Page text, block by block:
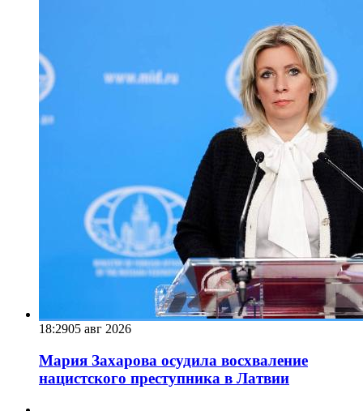
18:2905 авг 2026
Мария Захарова осудила восхваление
нацистского преступника в Латвии